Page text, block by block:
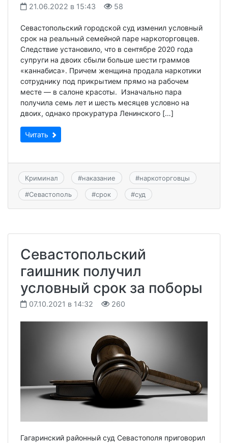
21.06.2022 в 15:43 58
Севастопольский городской суд изменил условный
срок на реальный семейной паре наркоторговцев.
Следствие установило, что в сентябре 2020 года
супруги на двоих сбыли больше шести граммов
«каннабиса». Причем женщина продала наркотики
сотруднику под прикрытием прямо на рабочем
месте — в салоне красоты. Изначально пара
получила семь лет и шесть месяцев условно на
двоих, однако прокуратура Ленинского […]
Читать
Криминал #наказание #наркоторговцы
#Севастополь #срок #суд
Севастопольский
гаишник получил
условный срок за поборы
07.10.2021 в 14:32 260
Гагаринский районный суд Севастополя приговорил